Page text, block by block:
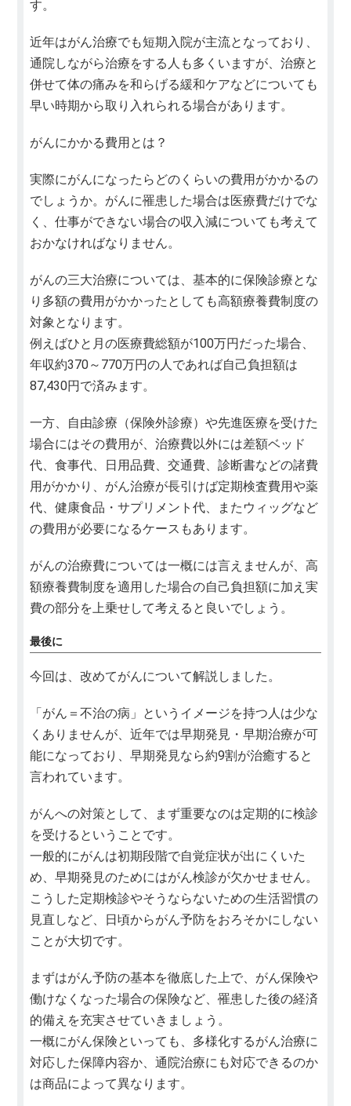
す。
近年はがん治療でも短期入院が主流となっており、
通院しながら治療をする人も多くいますが、治療と
併せて体の痛みを和らげる緩和ケアなどについても
早い時期から取り入れられる場合があります。
がんにかかる費用とは？
実際にがんになったらどのくらいの費用がかかるの
でしょうか。がんに罹患した場合は医療費だけでな
く、仕事ができない場合の収入減についても考えて
おかなければなりません。
がんの三大治療については、基本的に保険診療とな
り多額の費用がかかったとしても高額療養費制度の
対象となります。
例えばひと月の医療費総額が100万円だった場合、
年収約370～770万円の人であれば自己負担額は
87,430円で済みます。
一方、自由診療（保険外診療）や先進医療を受けた
場合にはその費用が、治療費以外には差額ベッド
代、食事代、日用品費、交通費、診断書などの諸費
用がかかり、がん治療が長引けば定期検査費用や薬
代、健康食品・サプリメント代、またウィッグなど
の費用が必要になるケースもあります。
がんの治療費については一概には言えませんが、高
額療養費制度を適用した場合の自己負担額に加え実
費の部分を上乗せして考えると良いでしょう。
最後に
今回は、改めてがんについて解説しました。
「がん＝不治の病」というイメージを持つ人は少な
くありませんが、近年では早期発見・早期治療が可
能になっており、早期発見なら約9割が治癒すると
言われています。
がんへの対策として、まず重要なのは定期的に検診
を受けるということです。
一般的にがんは初期段階で自覚症状が出にくいた
め、早期発見のためにはがん検診が欠かせません。
こうした定期検診やそうならないための生活習慣の
見直しなど、日頃からがん予防をおろそかにしない
ことが大切です。
まずはがん予防の基本を徹底した上で、がん保険や
働けなくなった場合の保険など、罹患した後の経済
的備えを充実させていきましょう。
一概にがん保険といっても、多様化するがん治療に
対応した保障内容か、通院治療にも対応できるのか
は商品によって異なります。